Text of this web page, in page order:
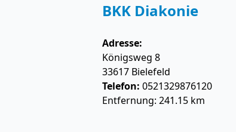
BKK Diakonie
Adresse:
Königsweg 8
33617 Bielefeld
Telefon: 0521329876120
Entfernung: 241.15 km